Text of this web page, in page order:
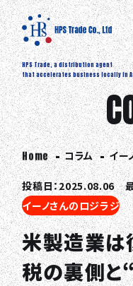
HPS Trade, a distribution agent
that accelerates business locally in
Home コラム イー
投稿日：2025.08.06
イーノさんのロジラジ
米製造業は
税の裏側